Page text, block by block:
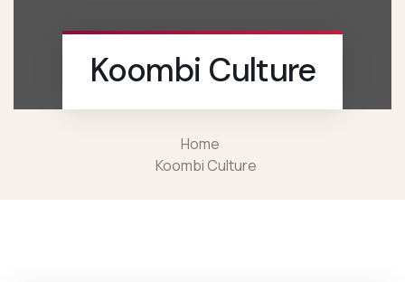
Koombi Culture
Home
Koombi Culture